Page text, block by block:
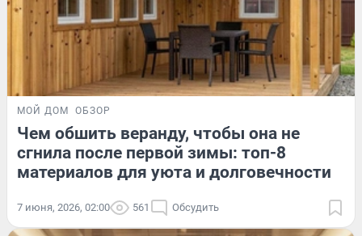
МОЙ ДОМ ОБЗОР
Чем обшить веранду, чтобы она не
сгнила после первой зимы: топ-8
материалов для уюта и долговечности
7 июня, 2026, 02:00 561 Обсудить